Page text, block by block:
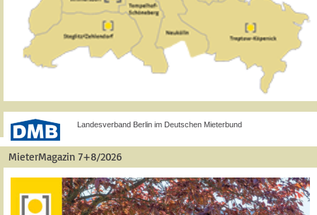
Landesverband Berlin im Deutschen Mieterbund
MieterMagazin 7+8/2026